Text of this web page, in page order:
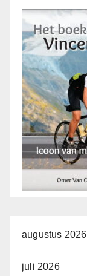
augustus 2026
juli 2026